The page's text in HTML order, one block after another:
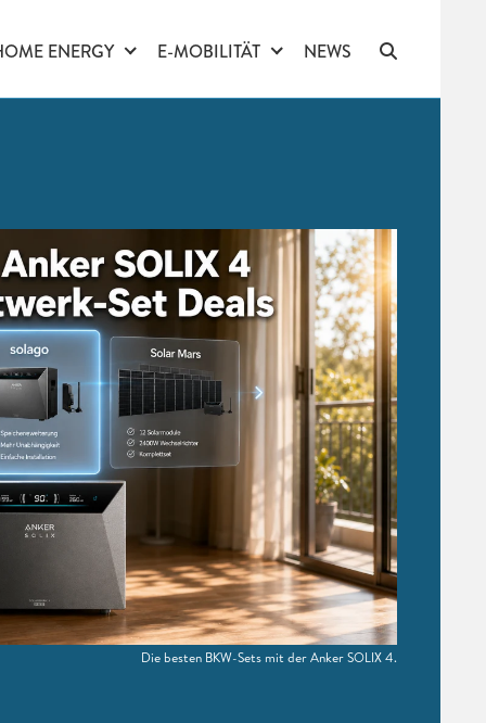
ENERGY E-MOBILITÄT NEWS
Die besten BKW-Sets mit der Anker SOLIX 4.